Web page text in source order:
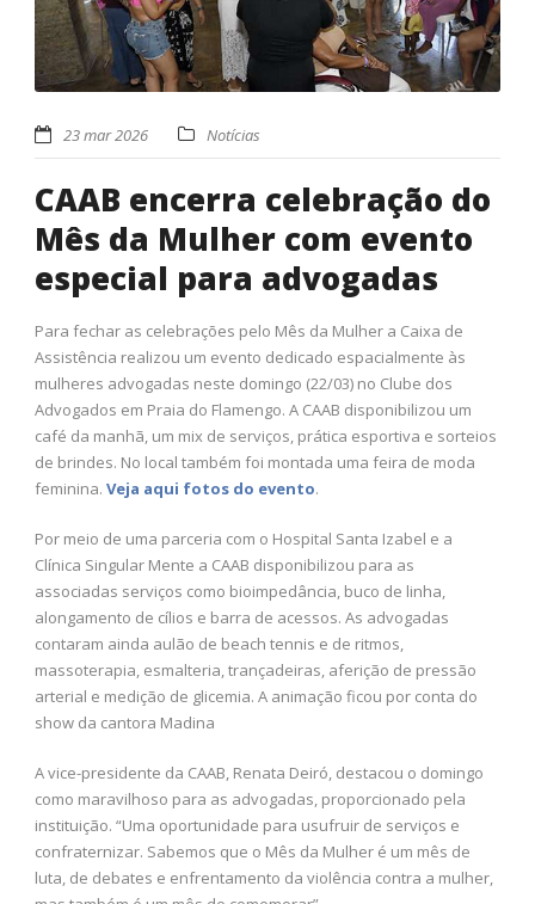
23 mar 2026 Notícias
CAAB encerra celebração do
Mês da Mulher com evento
especial para advogadas
Para fechar as celebrações pelo Mês da Mulher a Caixa de
Assistência realizou um evento dedicado espacialmente às
mulheres advogadas neste domingo (22/03) no Clube dos
Advogados em Praia do Flamengo. A CAAB disponibilizou um
café da manhã, um mix de serviços, prática esportiva e sorteios
de brindes. No local também foi montada uma feira de moda
feminina. Veja aqui fotos do evento.
Por meio de uma parceria com o Hospital Santa Izabel e a
Clínica Singular Mente a CAAB disponibilizou para as
associadas serviços como bioimpedância, buco de linha,
alongamento de cílios e barra de acessos. As advogadas
contaram ainda aulão de beach tennis e de ritmos,
massoterapia, esmalteria, trançadeiras, aferição de pressão
arterial e medição de glicemia. A animação ficou por conta do
show da cantora Madina
A vice-presidente da CAAB, Renata Deiró, destacou o domingo
como maravilhoso para as advogadas, proporcionado pela
instituição. “Uma oportunidade para usufruir de serviços e
confraternizar. Sabemos que o Mês da Mulher é um mês de
luta, de debates e enfrentamento da violência contra a mulher,